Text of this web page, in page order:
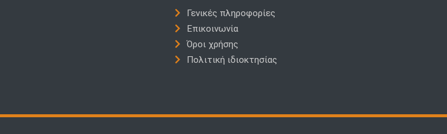
Γενικές πληροφορίες
Επικοινωνία
Όροι χρήσης
Πολιτική ιδιοκτησίας